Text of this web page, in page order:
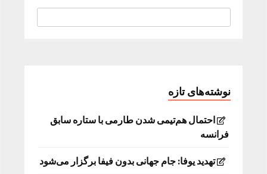
نوشته‌های تازه
احتمال هم‌تیمی شدن طارمی با ستاره سابق
فرانسه
تهدید یوفا: جام جهانی بدون فیفا برگزار می‌شود